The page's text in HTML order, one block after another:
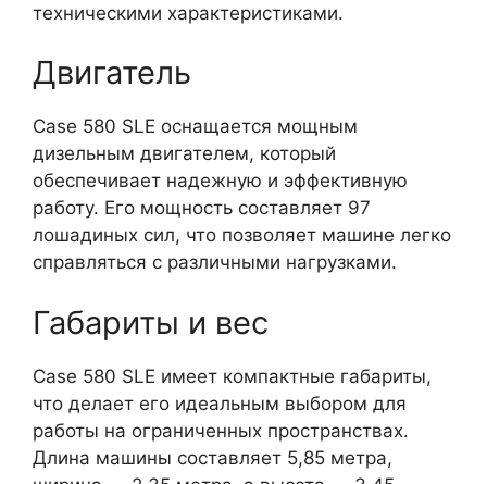
техническими характеристиками.
Двигатель
Case 580 SLE оснащается мощным
дизельным двигателем, который
обеспечивает надежную и эффективную
работу. Его мощность составляет 97
лошадиных сил, что позволяет машине легко
справляться с различными нагрузками.
Габариты и вес
Case 580 SLE имеет компактные габариты,
что делает его идеальным выбором для
работы на ограниченных пространствах.
Длина машины составляет 5,85 метра,